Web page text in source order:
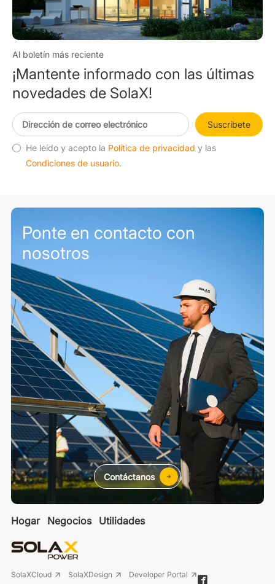
Al boletín más reciente
¡Mantente informado con las últimas
novedades de SolaX!
Suscríbete
He leído y acepto la Política de privacidad y las
Condiciones de usuario.
Hogar Negocios Utilidades
SolaXCloud SolaXDesign Developer Portal
Ponte en contacto con
nosotros
Contáctanos